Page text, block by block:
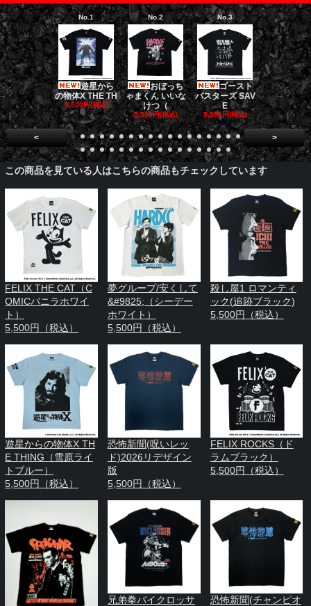
No.1
遊星から
の物体X THE TH
5,500円(税込)
No.2
おぼっち
ゃまくん いいな
けつ（
5,500円(税込)
No.3
ゴースト
バスターズ SAV
E
5,500円(税込)
No.4
ダークナイ
リロジー/
5,500円(税
< >
この商品を見ている人はこちらの商品もチェックしています
FELIX THE CAT（C
OMICバニラホワイ
ト）
5,500円（税込）
夢グループ/安くして
&#9825;（シーデー
ホワイト）
5,500円（税込）
殺し屋1 ロマンティ
ック(追跡ブラック)
5,500円（税込）
遊星からの物体X TH
E THING（雪原ライ
トブルー）
5,500円（税込）
恐怖新聞(呪いレッ
ド)2026リデザイン
版
5,500円（税込）
FELIX ROCKS（ド
ラムブラック）
5,500円（税込）
兄弟拳バイクロッサ
恐怖新聞(チャンピオ